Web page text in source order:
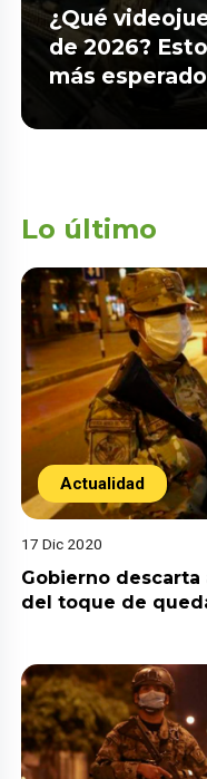
¿Qué
de 2026?
más
Lo último
Actualidad
17 Dic 2020
Gobierno
del toque de